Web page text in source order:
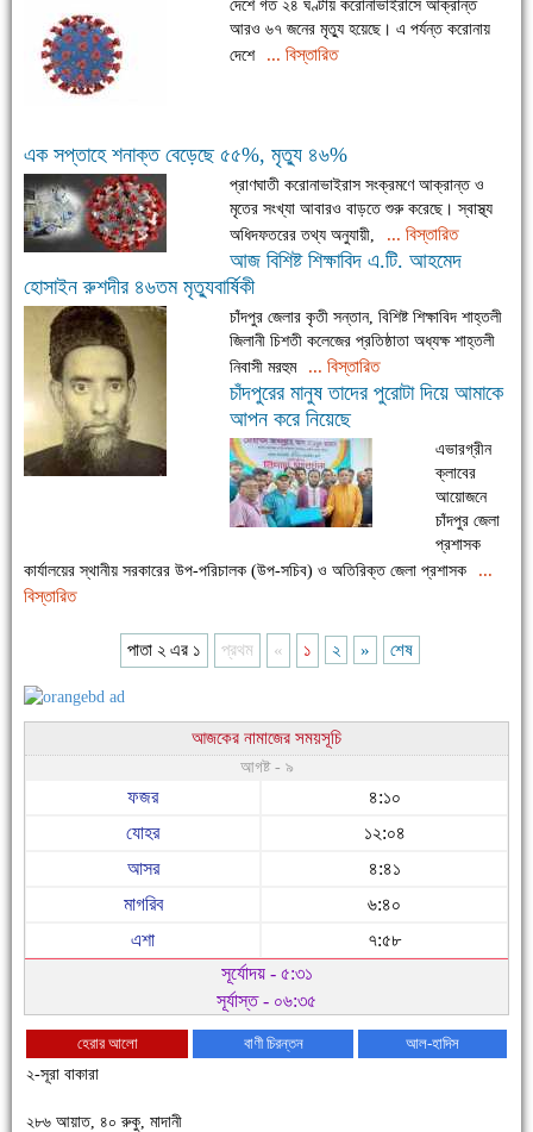
দেশে গত ২৪ ঘণ্টায় করোনাভাইরাসে আক্রান্ত
আরও ৬৭ জনের মৃত্যু হয়েছে। এ পর্যন্ত করোনায়
দেশে
... বিস্তারিত
এক সপ্তাহে শনাক্ত বেড়েছে ৫৫%, মৃত্যু ৪৬%
প্রাণঘাতী করোনাভাইরাস সংক্রমণে আক্রান্ত ও
মৃতের সংখ্যা আবারও বাড়তে শুরু করেছে। স্বাস্থ্য
অধিদফতরের তথ্য অনুযায়ী,
... বিস্তারিত
আজ বিশিষ্ট শিক্ষাবিদ এ.টি. আহমেদ
হোসাইন রুশদীর ৪৬তম মৃত্যুবার্ষিকী
চাঁদপুর জেলার কৃতী সন্তান, বিশিষ্ট শিক্ষাবিদ শাহ্তলী
জিলানী চিশতী কলেজের প্রতিষ্ঠাতা অধ্যক্ষ শাহ্তলী
নিবাসী মরহুম
... বিস্তারিত
চাঁদপুরের মানুষ তাদের পুরোটা দিয়ে আমাকে
আপন করে নিয়েছে
এভারগ্রীন
ক্লাবের
আয়োজনে
চাঁদপুর জেলা
প্রশাসক
কার্যালয়ের স্থানীয় সরকারের উপ-পরিচালক (উপ-সচিব) ও অতিরিক্ত জেলা প্রশাসক
...
বিস্তারিত
পাতা ২ এর ১ প্রথম « ১ ২ » শেষ
আজকের নামাজের সময়সূচি
আগষ্ট - ৯
ফজর
৪:১০
যোহর
১২:০৪
আসর
৪:৪১
মাগরিব
৬:৪০
এশা
৭:৫৮
সূর্যোদয় - ৫:৩১
সূর্যাস্ত - ০৬:৩৫
হেরার আলো বাণী চিরন্তন
আল-হাদিস
২-সূরা বাকারা
২৮৬ আয়াত, ৪০ রুকু, মাদানী